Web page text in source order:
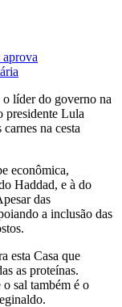
o líder do governo na
presidente Lula
na cesta
econômica,
Haddad, e à do
das
a inclusão das
esta Casa que
as proteínas.
sal também é o